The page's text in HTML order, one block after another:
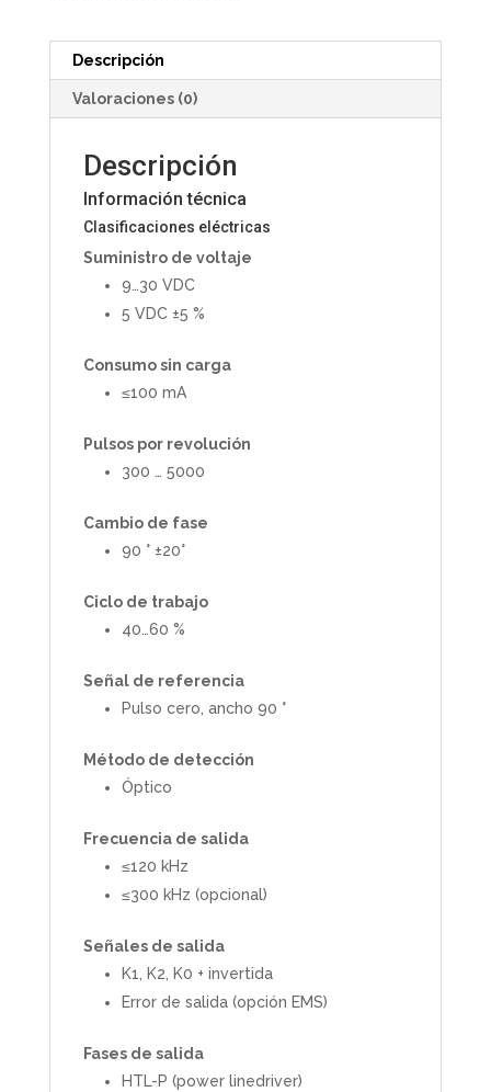
Descripción
Valoraciones (0)
Descripción
Información técnica
Clasificaciones eléctricas
Suministro de voltaje
9…30 VDC
5 VDC ±5 %
Consumo sin carga
≤100 mA
Pulsos por revolución
300 … 5000
Cambio de fase
90 ° ±20°
Ciclo de trabajo
40…60 %
Señal de referencia
Pulso cero, ancho 90 °
Método de detección
Óptico
Frecuencia de salida
≤120 kHz
≤300 kHz (opcional)
Señales de salida
K1, K2, K0 + invertida
Error de salida (opción EMS)
Fases de salida
HTL-P (power linedriver)